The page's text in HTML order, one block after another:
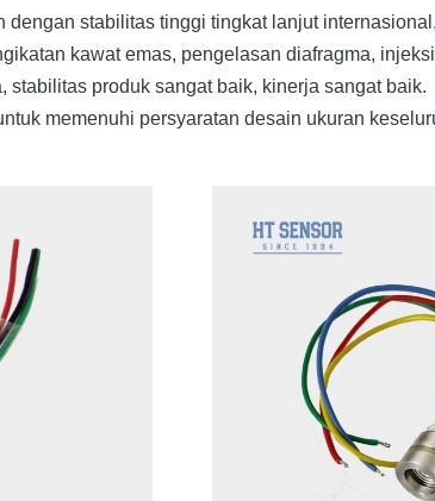
dengan stabilitas tinggi tingkat lanjut
kawat emas, pengelasan diafragma,
stabilitas produk sangat baik, kinerja sangat baik.
memenuhi persyaratan desain ukuran